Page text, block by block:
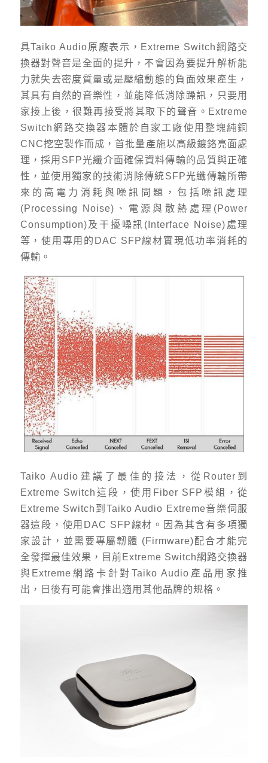
具Taiko Audio原廠表示，Extreme Switch網路交
換器對聲音是全面的提升，不會因為要提升解析能
力就失去密度質量或是壓縮動態的負面效果產生，
其具有自然的音樂性，並能降低消除躁訊，只要用
家接上後，很難再接受將其取下的聲音。Extreme
Switch網路交換器本體於自家工廠使用整塊純銅
CNC挖空製作而成，首批量產施以高級鍍鉻亮面處
理，採用SFP光纖介面確保資料傳輸的品質與正確
性，並使用獨家的技術消除傳統SFP光纖傳輸所帶
來的高電力消耗與噪訊問題，包括噪訊處理
(Processing Noise)、電源與散熱處理(Power
Consumption)及干擾噪訊(Interface Noise)處理
等，使用專用的DAC SFP線材實現低功率消耗的
傳輸。
Taiko Audio建議了最佳的接法，從Router到
Extreme Switch這段，使用Fiber SFP模組，從
Extreme Switch到Taiko Audio Extreme音樂伺服
器這段，使用DAC SFP線材。因為其含有多項獨
家設計，並需要專屬韌體 (Firmware)配合才能完
全發揮最佳效果，目前Extreme Switch網路交換器
與Extreme網路卡針對Taiko Audio產品用家推
出，日後有可能會推出適用其他品牌的規格。